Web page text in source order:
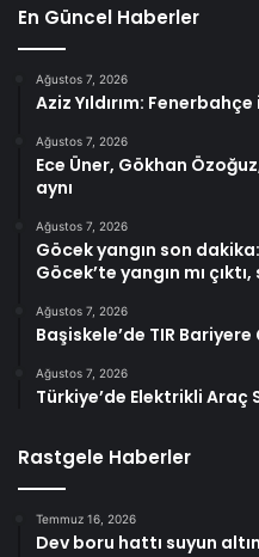
En Güncel Haberler
Ağustos 7, 2026
Aziz Yıldırım:
Ağustos 7, 2026
Ece Üner, Gökhan
aynı
Ağustos 7, 2026
Göcek yangın son
Göcek’te yangın mı
Ağustos 7, 2026
Başiskele’de TIR
Ağustos 7, 2026
Türkiye’de Elektrikli Araç
Rastgele Haberler
Temmuz 16, 2026
Dev boru hattı suyun